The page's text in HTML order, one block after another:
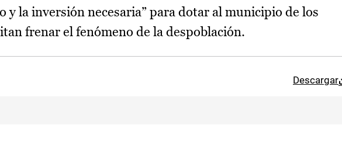
y la inversión necesaria” para dotar al municipio de los
frenar el fenómeno de la despoblación.
Descargar